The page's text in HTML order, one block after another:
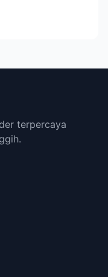
terpercaya